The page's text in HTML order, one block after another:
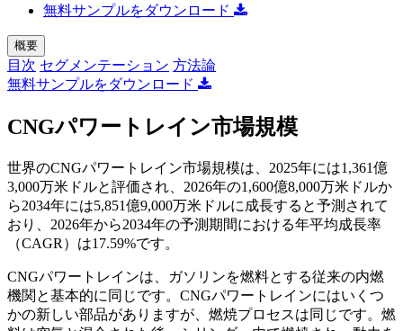
無料サンプルをダウンロード
概要
目次 セグメンテーション 方法論
無料サンプルをダウンロード
CNGパワートレイン市場規模
世界のCNGパワートレイン市場規模は、2025年には1,361億
3,000万米ドルと評価され、2026年の1,600億8,000万米ドルか
ら2034年には5,851億9,000万米ドルに成長すると予測されて
おり、2026年から2034年の予測期間における年平均成長率
（CAGR）は17.59%です。
CNGパワートレインは、ガソリンを燃料とする従来の内燃
機関と基本的に同じです。CNGパワートレインにはいくつ
かの新しい部品がありますが、燃焼プロセスは同じです。燃